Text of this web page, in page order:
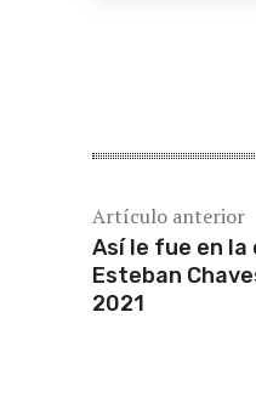
Artículo anterior
Así le fue en
Esteban
2021